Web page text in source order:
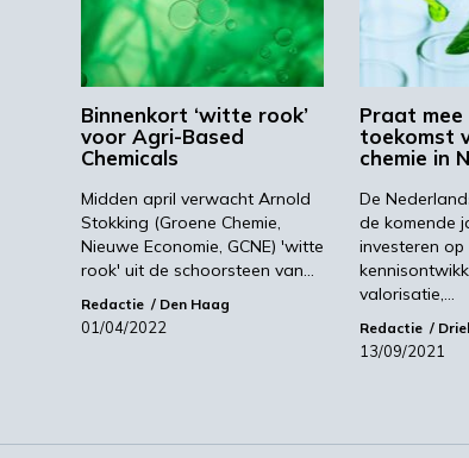
Binnenkort ‘witte rook’
voor Agri-Based
Chemicals
Midden april verwacht Arnold
Stokking (Groene Chemie,
Nieuwe Economie, GCNE) 'witte
rook' uit de schoorsteen van…
Redactie Den Haag
01/04/2022
Praat
toekomst
chemie in
De
de komende
investeren
valorisatie,…
Redactie
13/09/2021